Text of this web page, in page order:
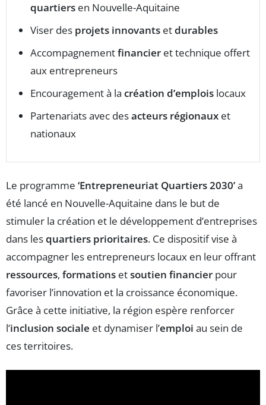
quartiers en Nouvelle-Aquitaine
Viser des projets innovants etdurables
Accompagnementfinancier et technique offert
aux entrepreneurs
Encouragement à la création d’emplois locaux
Partenariats avec desacteurs régionaux et
nationaux
Le programme ‘Entrepreneuriat Quartiers 2030’a
été lancé en Nouvelle-Aquitaine dans le but de
stimuler la création et le développement d’entreprises
dans lesquartiers prioritaires. Ce dispositif vise à
accompagner les entrepreneurs locaux en leur offrant
ressources, formations etsoutien financier pour
favoriser l’innovation et la croissance économique.
Grâce à cette initiative, la région espère renforcer
l’inclusion sociale et dynamiser l’emploi au sein de
ces territoires.